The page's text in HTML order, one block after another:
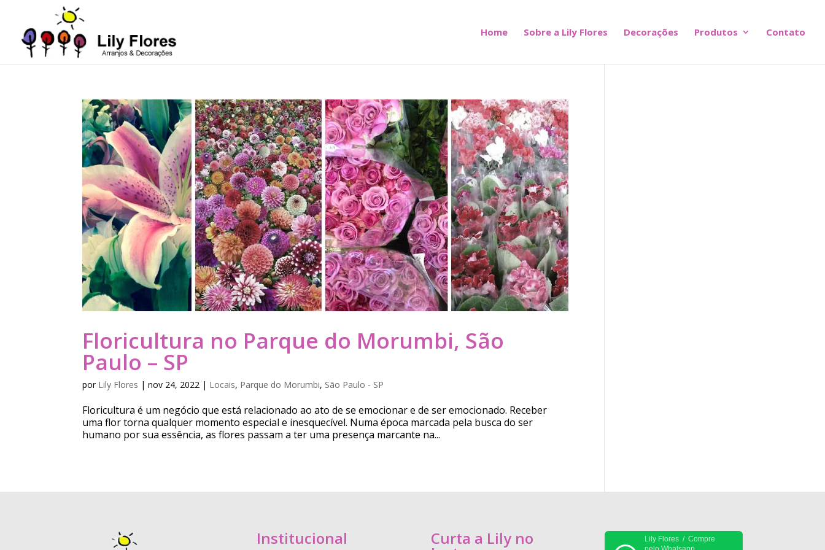
Home Sobre a Lily Flores Decorações Produtos Contato
Floricultura no Parque do Morumbi, São
Paulo – SP
por Lily Flores |nov 24, 2022 | Locais, Parque do Morumbi, São Paulo - SP
Floricultura é um negócio que está relacionado ao ato de se emocionar e de ser emocionado. Receber
uma flor torna qualquer momento especial e inesquecível. Numa época marcada pela busca do ser
humano por sua essência, as flores passam a ter uma presença marcante na...
Institucional Curta a Lily no
Lily Flores / Compre